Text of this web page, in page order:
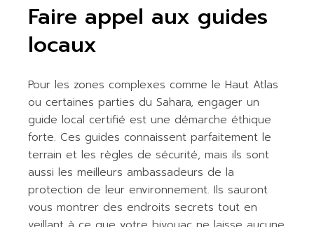
Faire appel aux guides
locaux
Pour les zones complexes comme le Haut Atlas
ou certaines parties du Sahara, engager un
guide local certifié est une démarche éthique
forte. Ces guides connaissent parfaitement le
terrain et les règles de sécurité, mais ils sont
aussi les meilleurs ambassadeurs de la
protection de leur environnement. Ils sauront
vous montrer des endroits secrets tout en